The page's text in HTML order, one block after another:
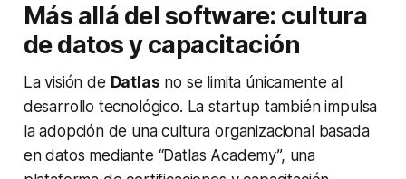
Más allá del software: cultura
de datos y capacitación
La visión de Datlas no se limita únicamente al
desarrollo tecnológico. Lastartup también impulsa
la adopción de una cultura organizacional basada
en datos mediante “Datlas Academy”, una